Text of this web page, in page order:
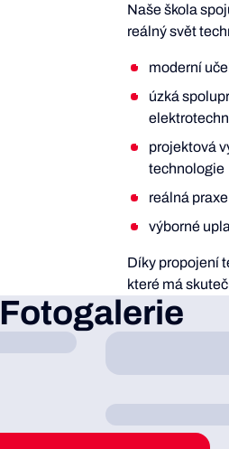
Naše škola
reálný svět
moderní
úzká
projektová
technologie
reálná
výborné
Díky propojení
které má
Fotogalerie